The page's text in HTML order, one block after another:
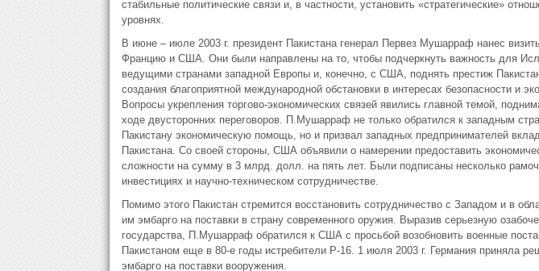
стабильные политические связи и, в частности, установить «стратегические»
уровнях.
В июне – июле 2003 г. президент Пакистана генерал Первез Мушарраф нанес
Францию и США. Они были направлены на то, чтобы подчеркнуть важность для
ведущими странами западной Европы и, конечно, с США, поднять престиж
создания благоприятной международной обстановки в интересах безопасности и
Вопросы укрепления торгово-экономических связей явились главной темой,
ходе двусторонних переговоров. П.Мушарраф не только обратился к западным
Пакистану экономическую помощь, но и призвал западных предпринимателей
Пакистана. Со своей стороны, США объявили о намерении предоставить
сложности на сумму в 3 млрд. долл. на пять лет. Были подписаны несколько
инвестициях и научно-техническом сотрудничестве.
Помимо этого Пакистан стремится восстановить сотрудничество с Западом и в
им эмбарго на поставки в страну современного оружия. Выразив серьезную
государства, П.Мушарраф обратился к США с просьбой возобновить военные
Пакистаном еще в 80-е годы истребители Р-16. 1 июля 2003 г. Германия приняла
эмбарго на поставки вооружения.